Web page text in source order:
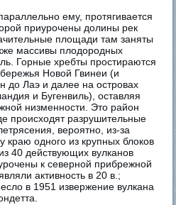
ему, протягивается
приурочены долины рек
площади там заняты
массивы плодородных
Горные хребты простираются
Новой Гвинеи (и
до Лаэ и далее на островах
и Бугенвиль), оставляя
низменности. Это район
происходят разрушительные
вероятно, из-за
краю одного из крупных блоков
40 действующих вулканов
к северной прибрежной
активность в 20 в.;
в 1951 извержение вулкана